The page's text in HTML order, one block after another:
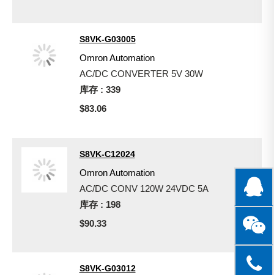
S8VK-G03005
Omron Automation
AC/DC CONVERTER 5V 30W
库存 : 339
$83.06
S8VK-C12024
Omron Automation
AC/DC CONV 120W 24VDC 5A
库存 : 198
$90.33
S8VK-G03012